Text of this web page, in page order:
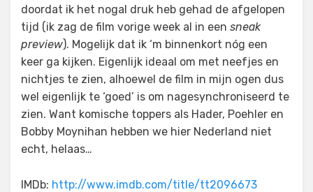
doordat ik het nogal druk heb gehad de afgelopen
tijd (ik zag de film vorige week al in een sneak
preview). Mogelijk dat ik ‘m binnenkort nóg een
keer ga kijken. Eigenlijk ideaal om met neefjes en
nichtjes te zien, alhoewel de film in mijn ogen dus
wel eigenlijk te ‘goed’ is om nagesynchroniseerd te
zien. Want komische toppers als Hader, Poehler en
Bobby Moynihan hebben we hier Nederland niet
echt, helaas…
IMDb: http://www.imdb.com/title/tt2096673